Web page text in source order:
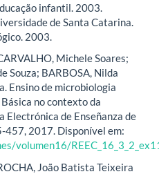
infantil. 2003.
de Santa Catarina.
2003.
Michele Soares;
Souza; BARBOSA, Nilda
Ensino de microbiologia
no contexto da
Electrónica de Enseñanza de
457, 2017. Disponível em:
volumen16/
João Batista Teixeira